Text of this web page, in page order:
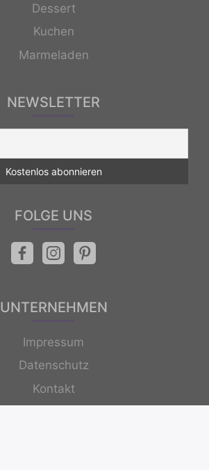
Dessert
Kuchen
Marmeladen
NEWSLETTER
FOLGE UNS
UNTERNEHMEN
Impressum
Datenschutz
Kontakt